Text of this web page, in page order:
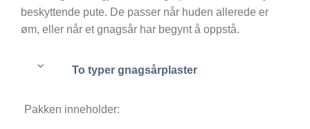
beskyttende pute. De passer når huden allerede er
øm, eller når et gnagsår har begynt å oppstå.
To typer gnagsårplaster
Pakken inneholder: